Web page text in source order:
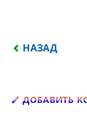
НАЗАД
ДОБАВИТЬ